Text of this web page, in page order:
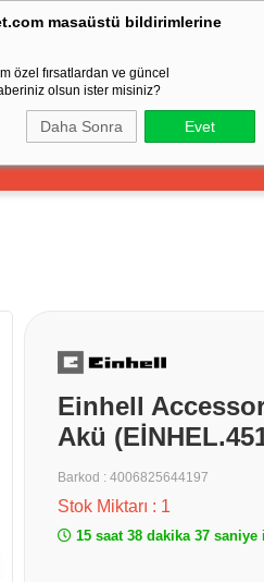
masaüstü bildirimlerine
özel fırsatlardan ve güncel
olsun ister misiniz?
Daha Sonra Evet
Dekorasyon ve
Einhell
Akü
Barkod : 4006825644197
Stok Miktarı : 1
15 saat 38 dakika 36 saniye